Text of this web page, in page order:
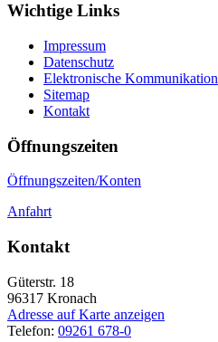
Wichtige Links
Impressum
Datenschutz
Elektronische Kommunikation
Sitemap
Kontakt
Öffnungszeiten
Öffnungszeiten/Konten
Anfahrt
Kontakt
Güterstr. 18
96317 Kronach
Adresse auf Karte anzeigen
Telefon: 09261 678-0